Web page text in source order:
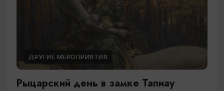
ДРУГИЕ МЕРОПРИЯТИЯ
Рыцарский день в замке Тапиау